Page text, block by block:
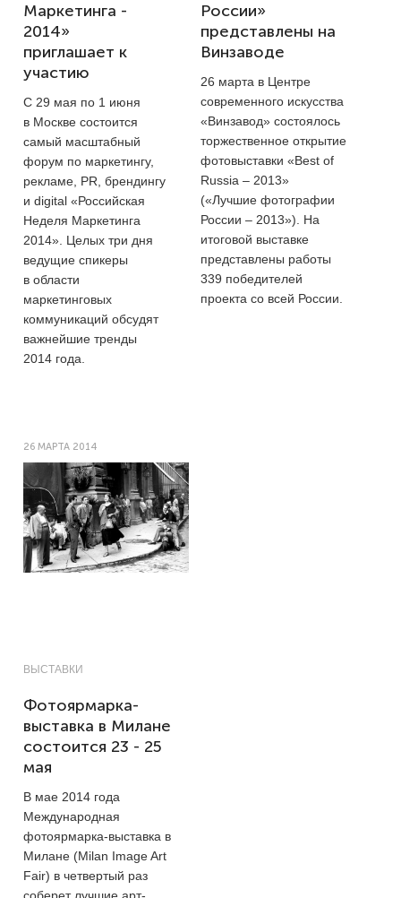
Маркетинга -
2014»
приглашает к
участию
С 29 мая по 1 июня
в Москве состоится
самый масштабный
форум по маркетингу,
рекламе, PR, брендингу
и digital «Российская
Неделя Маркетинга
2014». Целых три дня
ведущие спикеры
в области
маркетинговых
коммуникаций обсудят
важнейшие тренды
2014 года.
России»
представлены на
Винзаводе
26 марта в Центре
современного искусства
«Винзавод» состоялось
торжественное открытие
фотовыставки «Best of
Russia – 2013»
(«Лучшие фотографии
России – 2013»). На
итоговой выставке
представлены работы
339 победителей
проекта со всей России.
26 МАРТА 2014
ВЫСТАВКИ
Фотоярмарка-
выставка в Милане
состоится 23 - 25
мая
В мае 2014 года
Международная
фотоярмарка-выставка в
Милане (Milan Image Art
Fair) в четвертый раз